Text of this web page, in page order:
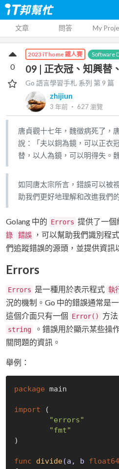
文章 問答 My
2023 iThome 鐵人賽 Software
09 | 正衣冠、知興替
Go 語言學習手札 系列 第 9 篇
zhijiun
3 年前 ‧ 627瀏覽
0
唐貞觀十七年，魏徵病死了，
說：「夫以銅為鏡，可以正衣
替，以人為鏡，可以明得失。
如同唐太宗所言，錯誤可以被
助我們更好地理解和改進我們
Golang 中的 Errors 提供了一個
錄
錯誤
，可以幫助我們識別程
們追蹤錯誤的源頭，並提供資訊
Errors
Errors 是一種用於表示程式 執
況的機制。Go 中的錯誤通常是
這個介面只有一個
Error() 方
string
。錯誤用於顯示某些操
關問題的資訊。
舉例：
package main
import (
"errors"
"fmt"
)
func divide(a, b float64